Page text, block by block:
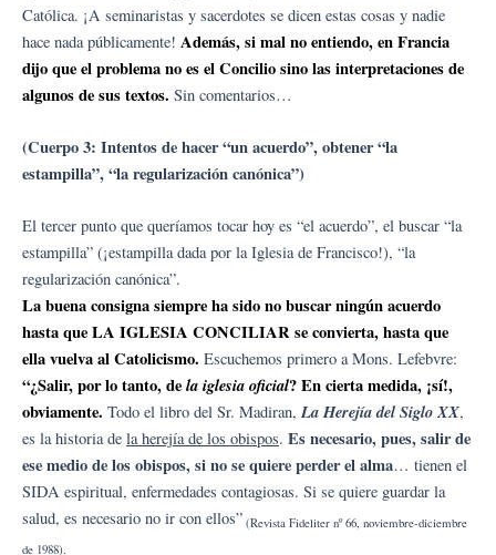
Católica. ¡A seminaristas y sacerdotes se dicen estas cosas y nadie
hace nada públicamente! Además, si mal no entiendo, en Francia
dijo que el problema no es el Concilio sino las interpretaciones de
algunos de sus textos. Sin comentarios…
(Cuerpo 3: Intentos de hacer “un acuerdo”, obtener “la
estampilla”, “la regularización canónica”)
El tercer punto que queríamos tocar hoy es “el acuerdo”, el buscar “la
estampilla” (¡estampilla dada por la Iglesia de Francisco!), “la
regularización canónica”.
La buena consigna siempre ha sido no buscar ningún acuerdo
hasta que LA IGLESIA CONCILIAR se convierta, hasta que
ella vuelva al Catolicismo. Escuchemos primero a Mons. Lefebvre:
“¿Salir, por lo tanto, dela iglesia oficial? En cierta medida, ¡sí!,
obviamente. Todo el libro del Sr. Madiran,La Herejía del Siglo XX,
es la historia de la herejía de los obispos. Es necesario, pues, salir de
ese medio de los obispos, si no se quiere perder el alma… tienen el
SIDA espiritual, enfermedades contagiosas. Si se quiere guardar la
salud, es necesario no ir con ellos” (Revista Fideliter nº 66, noviembre-diciembre
de 1988).